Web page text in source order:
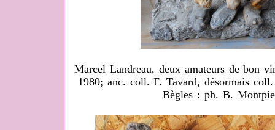
Marcel Landreau, deux amateurs de bon
1980; anc. coll. F. Tavard, désormais
Bègles : ph. B.